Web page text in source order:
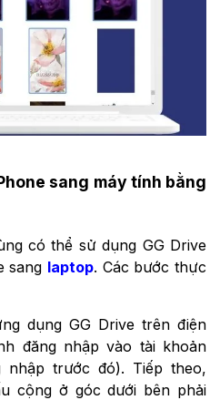
sang máy tính bằng
có thể sử dụng GG Drive
sang laptop. Các bước thực
dụng GG Drive trên điện
đăng nhập vào tài khoản
nhập trước đó). Tiếp theo,
cộng ở góc dưới bên phải